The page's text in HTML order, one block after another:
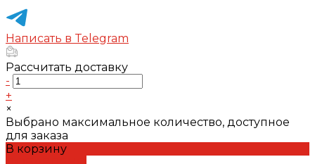
Написать в Telegram
Рассчитать доставку
-
+
×
Выбрано максимальное количество, доступное
для заказа
В корзину